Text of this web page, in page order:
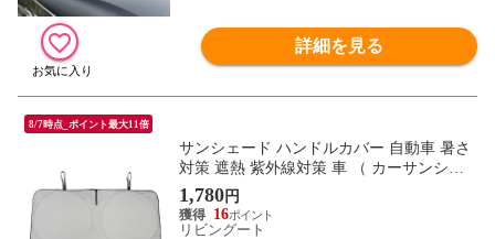
詳細を見る
8/7時点_ポイント最大11倍
サンシェード ハンドルカバー 自動車 暑さ
対策 遮熱 紫外線対策 車 （ カーサンシェ
ード フロント 吸盤不要 収納袋付き 劣化軽
減 日よけ 日除け 熱中症対策 車用品 カー
用品 ）
1,780円
16
リビングート